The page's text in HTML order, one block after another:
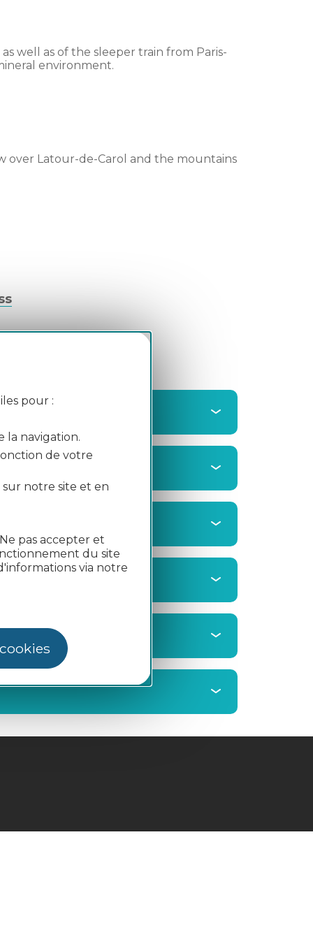
pour :
la navigation.
de votre
sur notre site et en
pas accepter et
du site
via notre
well as of the sleeper train from Paris-
environment.
over Latour-de-Carol and the mountains